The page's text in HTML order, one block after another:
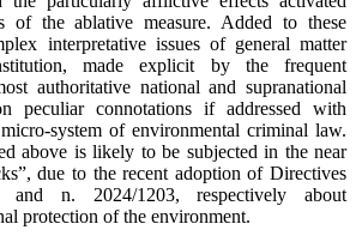
of the ablative measure. Added to these
interpretative issues of general matter
made explicit by the frequent
authoritative national and supranational
peculiar connotations if addressed with
system of environmental criminal law.
above is likely to be subjected in the near
due to the recent adoption of Directives
n. 2024/1203, respectively about
protection of the environment.